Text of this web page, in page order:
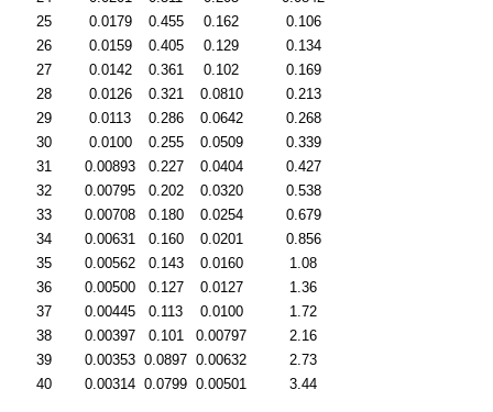
25
0.0179 0.455 0.162
0.106
26
0.0159 0.405 0.129
0.134
27
0.0142 0.361 0.102
0.169
28
0.0126 0.321 0.0810
0.213
29
0.0113 0.286 0.0642
0.268
30
0.0100 0.255 0.0509
0.339
31
0.00893 0.227 0.0404
0.427
32
0.00795 0.202 0.0320
0.538
33
0.00708 0.180 0.0254
0.679
34
0.00631 0.160 0.0201
0.856
35
0.00562 0.143 0.0160
1.08
36
0.00500 0.127 0.0127
1.36
37
0.00445 0.113 0.0100
1.72
38
0.00397 0.101 0.00797
2.16
39
0.00353 0.0897 0.00632
2.73
40
0.00314 0.0799 0.00501 3.44